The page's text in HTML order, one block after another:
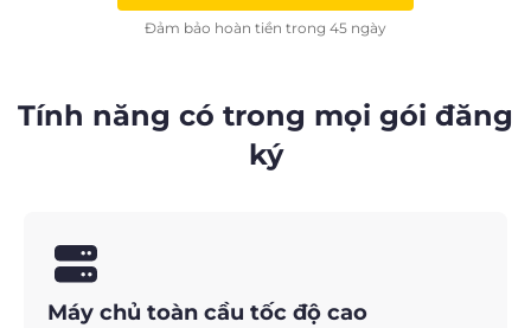
Đảm bảo hoàn tiền trong 45 ngày
Tính năng có trong mọi gói đăng
ký
Máy chủ toàn cầu tốc độ cao